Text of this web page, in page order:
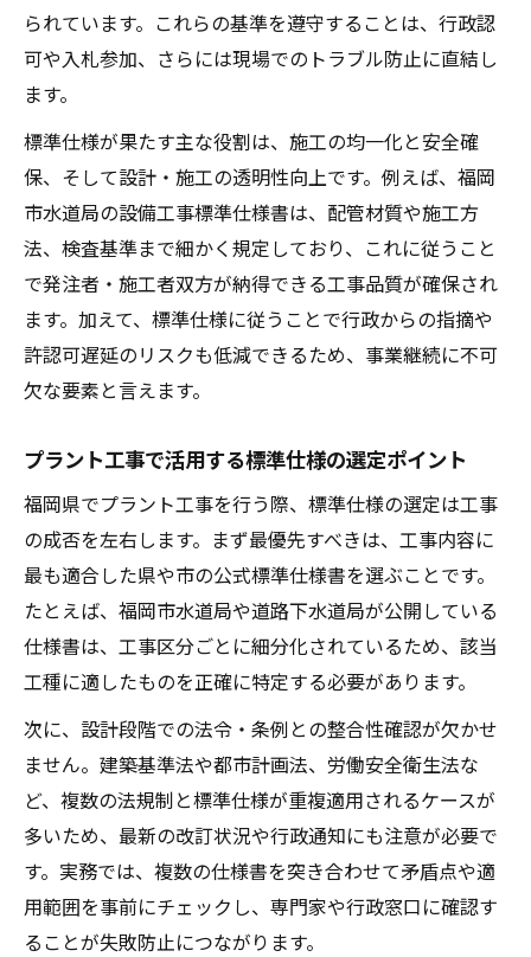
られています。これらの基準を遵守することは、行政認
可や入札参加、さらには現場でのトラブル防止に直結し
ます。
標準仕様が果たす主な役割は、施工の均一化と安全確
保、そして設計・施工の透明性向上です。例えば、福岡
市水道局の設備工事標準仕様書は、配管材質や施工方
法、検査基準まで細かく規定しており、これに従うこと
で発注者・施工者双方が納得できる工事品質が確保され
ます。加えて、標準仕様に従うことで行政からの指摘や
許認可遅延のリスクも低減できるため、事業継続に不可
欠な要素と言えます。
プラント工事で活用する標準仕様の選定ポイント
福岡県でプラント工事を行う際、標準仕様の選定は工事
の成否を左右します。まず最優先すべきは、工事内容に
最も適合した県や市の公式標準仕様書を選ぶことです。
たとえば、福岡市水道局や道路下水道局が公開している
仕様書は、工事区分ごとに細分化されているため、該当
工種に適したものを正確に特定する必要があります。
次に、設計段階での法令・条例との整合性確認が欠かせ
ません。建築基準法や都市計画法、労働安全衛生法な
ど、複数の法規制と標準仕様が重複適用されるケースが
多いため、最新の改訂状況や行政通知にも注意が必要で
す。実務では、複数の仕様書を突き合わせて矛盾点や適
用範囲を事前にチェックし、専門家や行政窓口に確認す
ることが失敗防止につながります。